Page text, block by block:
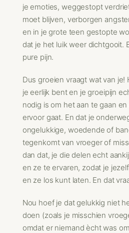
je emoties, weggestopt
moet blijven, verborgen
en in je grote teen gestopte
dat je het luik weer dichtgooit.
pure pijn.
Dus groeien vraagt wat van je!
je eerlijk bent en je groeipijn
nodig is om het aan te gaan
ervoor gaat. En dat je
ongelukkige, woedende of
tegenkomt van vroeger of
dan dat, je die delen echt
en ze te ervaren, zodat je
en ze los kunt laten. En dat
Nou hoef je dat gelukkig niet
doen (zoals je misschien
omdat er niemand ècht was